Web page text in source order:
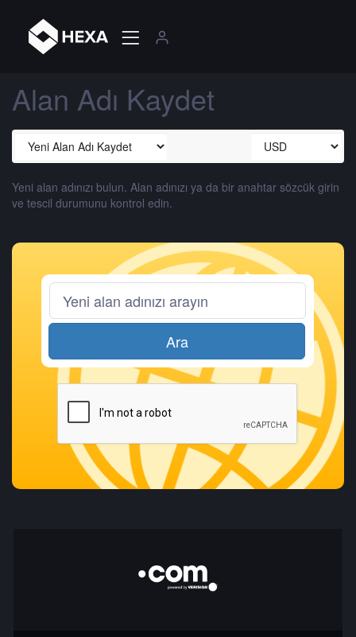
Alan Adı Kaydet
Yeni alan adınızı bulun. Alan adınızı ya da bir anahtar sözcük girin
ve tescil durumunu kontrol edin.
Ara